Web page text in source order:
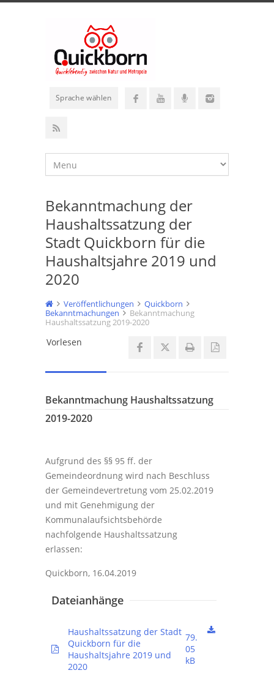
Sprache wählen
Bekanntmachung der
Haushaltssatzung der
Stadt Quickborn für die
Haushaltsjahre 2019 und
2020
Veröffentlichungen
Quickborn
Bekanntmachungen
Bekanntmachung
Haushaltssatzung 2019-2020
Vorlesen
Bekanntmachung Haushaltssatzung
2019-2020
Aufgrund des §§ 95 ff. der
Gemeindeordnung wird nach Beschluss
der Gemeindevertretung vom 25.02.2019
und mit Genehmigung der
Kommunalaufsichtsbehörde
nachfolgende Haushaltssatzung
erlassen:
Quickborn, 16.04.2019
Dateianhänge
Haushaltssatzung der Stadt
Quickborn für die
Haushaltsjahre 2019 und
2020
79.
05
kB